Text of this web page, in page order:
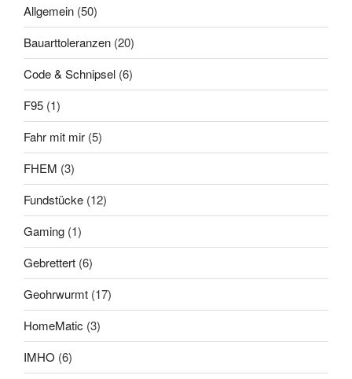
Allgemein (50)
Bauarttoleranzen (20)
Code & Schnipsel (6)
F95 (1)
Fahr mit mir (5)
FHEM (3)
Fundstücke (12)
Gaming (1)
Gebrettert (6)
Geohrwurmt (17)
HomeMatic (3)
IMHO (6)